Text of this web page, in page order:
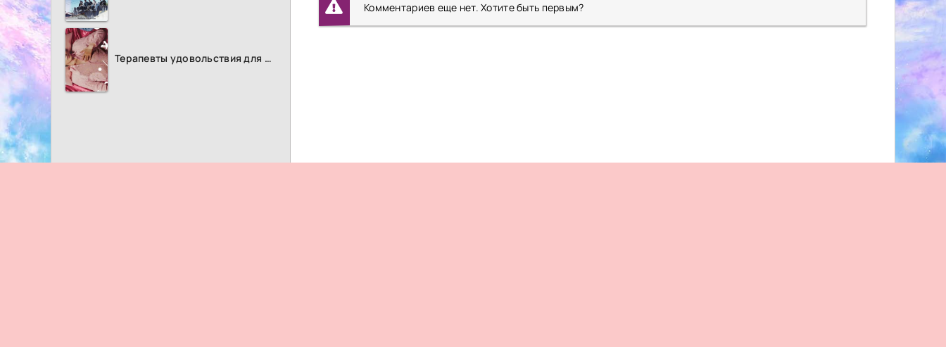
Терапевты удовольствия для женщин
Комментариев еще нет. Хотите быть первым?